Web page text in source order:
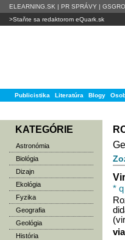
ELEARNING.SK | PR SPRÁVY |
>Staňte sa redaktorom eQuark.sk
Publicistika Literatúra Blogy
KATEGÓRIE
Astronómia
Biológia
Dizajn
Ekológia
Fyzika
Geografia
Geológia
História
*